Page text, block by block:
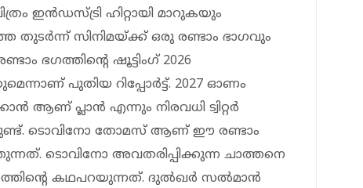
ഇൻഡസ്ട്രി ഹിറ്റായി മാറുകയും
തുടർന്ന് സിനിമയ്ക്ക് ഒരു രണ്ടാം ഭാഗവും
ഭഗത്തിന്റെ ഷൂട്ടിംഗ് 2026
പുതിയ റിപ്പോർട്ട്. 2027 ഓണം
ആണ് പ്ലാൻ എന്നും നിരവധി ട്വിറ്റർ
ടൊവിനോ തോമസ് ആണ് ഈ രണ്ടാം
ടൊവിനോ അവതരിപ്പിക്കുന്ന ചാത്തനെ
കഥപറയുന്നത്. ദുൽഖർ സൽമാൻ